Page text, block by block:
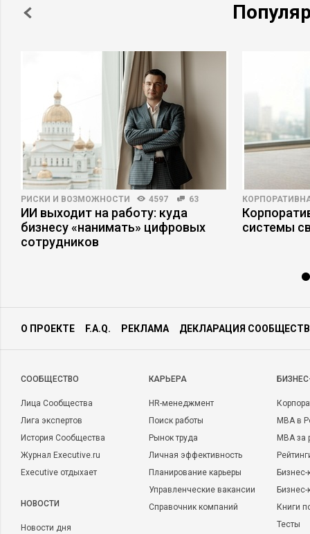
РИСКИ И ВОЗМОЖНОСТИ 4597 63
ИИ выходит на работу: куда
бизнесу «нанимать» цифровых
сотрудников
системы
О ПРОЕКТЕ F.A.Q. РЕКЛАМА ДЕКЛАРАЦИЯ
CООБЩЕСТВО
Лица Сообщества
Лига экспертов
История Сообщества
Журнал Executive.ru
Executive отдыхает
НОВОСТИ
Новости дня
КАРЬЕРА
HR-менеджмент
Поиск работы
Рынок труда
Личная эффективность
Планирование карьеры
Управленческие вакансии
Справочник компаний
MBA в
MBA
Бизнес-
Книги
Тесты